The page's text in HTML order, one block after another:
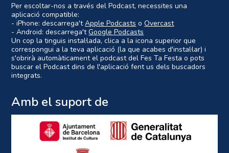
Per escoltar-nos a través del Podcast, necessites una
aplicació compatible:
- iPhone: descarrega'tApple Podcasts oOvercast
- Android: descarrega'tGoogle Podcasts
Un cop la tinguis instal·lada, clica a la icona superior que
correspongui a la teva aplicació (la que acabes d'instal·lar) i
s'obrirà automàticament el podcast del Fes Ta Festa o pots
buscar el Podcast dins de l'aplicació fent us dels buscadors
integrats.
Amb el suport de